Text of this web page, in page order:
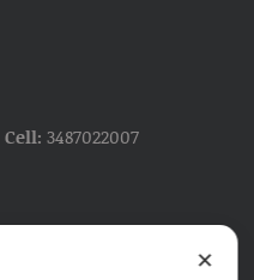
Cell: 3487022007
✕